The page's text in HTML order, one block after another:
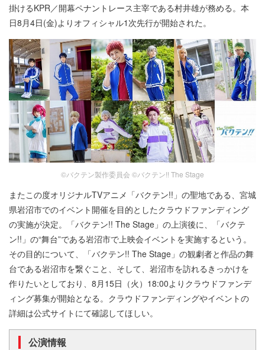
掛けるKPR／開幕ペナントレース主宰である村井雄が務める。本
⽇8⽉4⽇(⾦)よりオフィシャル1次先⾏が開始された。
©バクテン製作委員会 ©バクテン!! The Stage
またこの度オリジナルTVアニメ「バクテン!!」の聖地である、宮城
県岩沼市でのイベント開催を⽬的としたクラウドファンディング
の実施が決定。「バクテン!! The Stage」の上演後に、「バクテ
ン!!」の“舞台”である岩沼市で上映会イベントを実施するという。
その目的について、「バクテン!! The Stage」の観劇者と作品の舞
台である岩沼市を繋ぐこと、そして、岩沼市を訪れるきっかけを
作りたいとしており、8⽉15⽇（⽕）18:00よりクラウドファンデ
ィング募集が開始となる。クラウドファンディングやイベントの
詳細は公式サイトにて確認してほしい。
公演情報